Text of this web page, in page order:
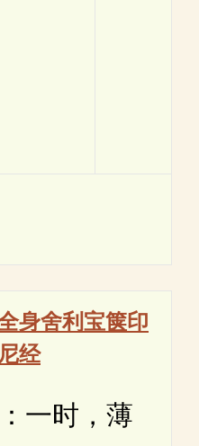
身舍利宝箧印
经
时，薄